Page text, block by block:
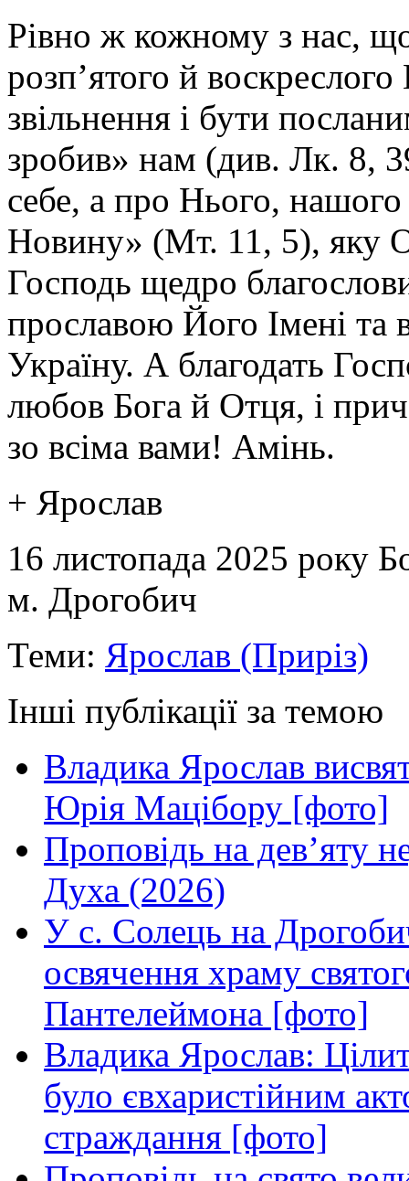
Рівно ж кожному з нас,
розп’ятого й
звільнення і бути
зробив» нам (див. Лк. 8,
себе, а про Нього,
Новину» (Мт. 11, 5), яку
Господь щедро
прославою Його Імені та
Україну. А благодать
любов Бога й Отця, і
зо всіма вами! Амінь.
+ Ярослав
16 листопада 2025 року
м. Дрогобич
Теми: Ярослав (Приріз)
Інші публікації за темою
Владика Ярослав
Юрія Мацібору [фото]
Проповідь на дев’яту
Духа (2026)
У с. Солець на
освячення храму
Пантелеймона [фото]
Владика Ярослав:
було євхаристійним
страждання [фото]